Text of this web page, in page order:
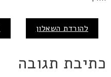
להורדת השאלון
כתיבת תגובה